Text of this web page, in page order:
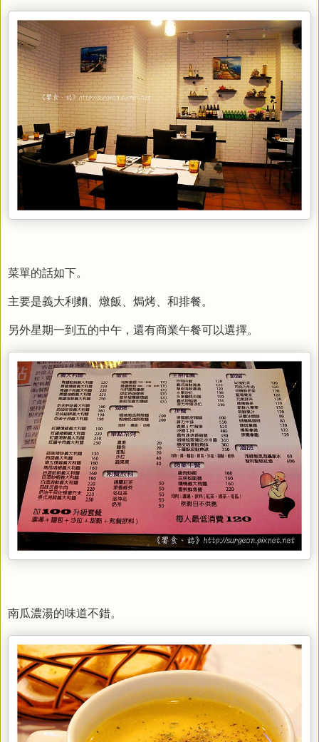
菜單的話如下。
主要是義大利麵、 燉飯、焗烤、和排餐。
另外星期一到五的中午，還有商業午餐可以選擇。
南瓜濃湯的味道不錯。